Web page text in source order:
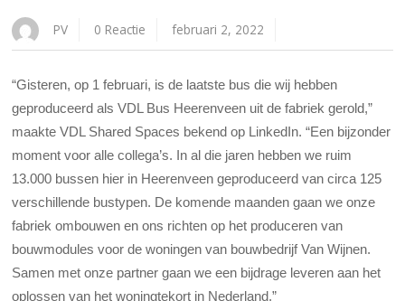
PV 0 Reactie februari 2, 2022
“Gisteren, op 1 februari, is de laatste bus die wij hebben
geproduceerd als VDL Bus Heerenveen uit de fabriek gerold,”
maakte VDL Shared Spaces bekend op LinkedIn. “Een bijzonder
moment voor alle collega’s. In al die jaren hebben we ruim
13.000 bussen hier in Heerenveen geproduceerd van circa 125
verschillende bustypen. De komende maanden gaan we onze
fabriek ombouwen en ons richten op het produceren van
bouwmodules voor de woningen van bouwbedrijf Van Wijnen.
Samen met onze partner gaan we een bijdrage leveren aan het
oplossen van het woningtekort in Nederland.”